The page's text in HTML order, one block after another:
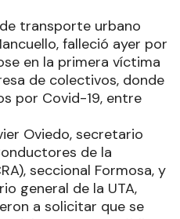
transporte urbano
falleció ayer por
en la primera víctima
de colectivos, donde
por Covid-19, entre
Oviedo, secretario
de la
seccional Formosa, y
general de la UTA,
a solicitar que se